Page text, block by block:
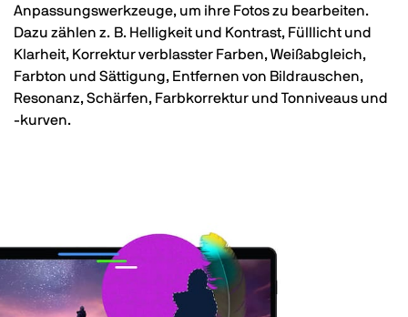
Anpassungswerkzeuge, um ihre Fotos zu bearbeiten.
Dazu zählen z. B. Helligkeit und Kontrast, Fülllicht und
Klarheit, Korrektur verblasster Farben, Weißabgleich,
Farbton und Sättigung, Entfernen von Bildrauschen,
Resonanz, Schärfen, Farbkorrektur und Tonniveaus und
-kurven.